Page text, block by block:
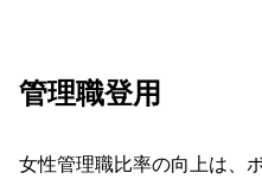
管理職登用
女性管理職比率の向上は、